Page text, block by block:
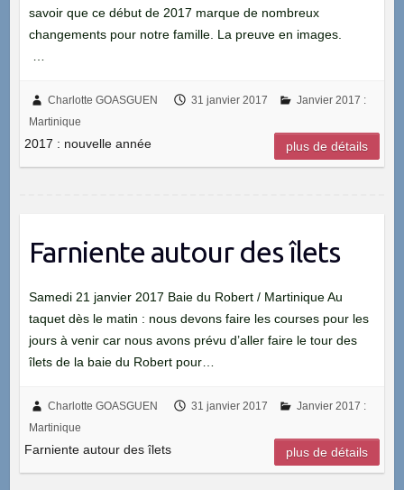
savoir que ce début de 2017 marque de nombreux
changements pour notre famille. La preuve en images.
Charlotte GOASGUEN 31 janvier 2017
Janvier 2017 :
Martinique
2017 : nouvelle année plus de détails
Farniente autour des îlets
Samedi 21 janvier 2017 Baie du Robert / Martinique Au
taquet dès le matin : nous devons faire les courses pour les
jours à venir car nous avons prévu d’aller faire le tour des
îlets de la baie du Robert pour…
Charlotte GOASGUEN 31 janvier 2017
Janvier 2017 :
Martinique
Farniente autour des îlets plus de détails